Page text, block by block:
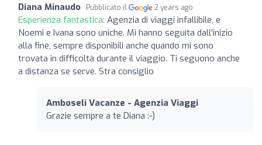
Diana Minaudo Pubblicato il 2 years ago
Esperienza fantastica: Agenzia di viaggi infallibile, e
Noemi e Ivana sono uniche. Mi hanno seguita dall'inizio
alla fine, sempre disponibili anche quando mi sono
trovata in difficoltà durante il viaggio. Ti seguono anche
a distanza se serve. Stra consiglio
Amboseli Vacanze - Agenzia Viaggi
Grazie sempre a te Diana :-)